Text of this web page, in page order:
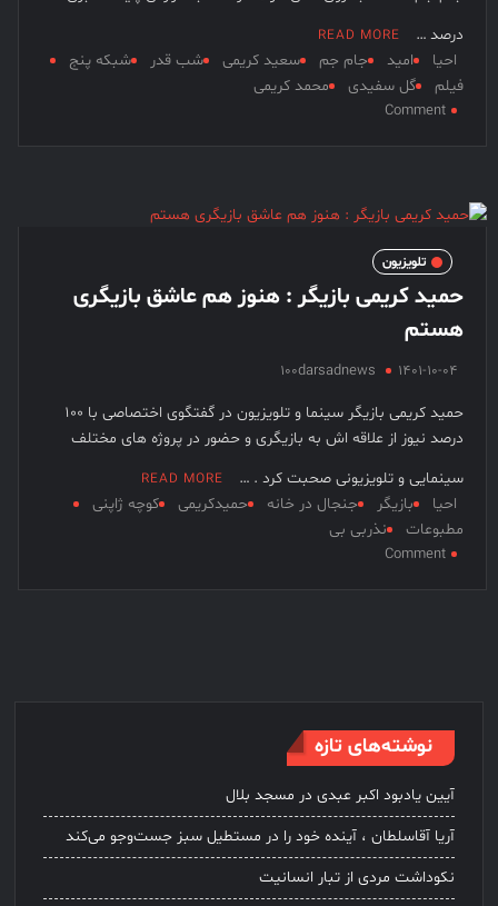
درصد …
READ MORE
احیا امید جام جم سعید کریمی شب قدر
شبکه پنج
فیلم
گل سفیدی محمد کریمی
Comment
های
جم
و
امید
تلویزیون
حمید کریمی بازیگر : هنوز هم عاشق بازیگری
هستم
100darsadnews 1401-10-04
حمید کریمی بازیگر سینما و تلویزیون در گفتگوی اختصاصی با 100
درصد نیوز از علاقه اش به بازیگری و حضور در پروژه های مختلف
سینمایی و تلویزیونی صحبت کرد . …
READ MORE
احیا بازیگر جنجال در خانه حمیدکریمی
کوچه ژاپنی
مطبوعات
نذربی بی
Comment
بازیگری
نوشته‌های تازه
آیین یادبود اکبر عبدی در مسجد بلال
آریا آقاسلطان ، آینده خود را در مستطیل سبز جست‌وجو می‌کند
نکوداشت مردی از تبار انسانیت